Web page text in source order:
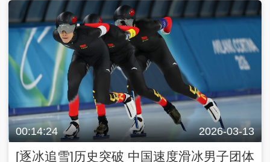
00:14:24 2026-03-13
[逐冰追雪]历史突破 中国速度滑冰男子团体